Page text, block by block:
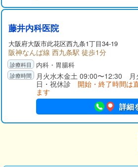
藤井内科医院
大阪府大阪市此花区西九条1丁目34-19
阪神なんば線 西九条駅 徒歩1分
内科・胃腸科
月火水木金土 09:00〜12:30
日・祝休診 開始・終了時間は
ます
詳細